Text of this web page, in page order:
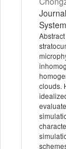
clouds.